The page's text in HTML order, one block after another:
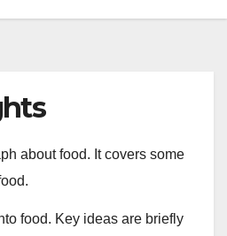
about food. It covers some
food. Key ideas are briefly